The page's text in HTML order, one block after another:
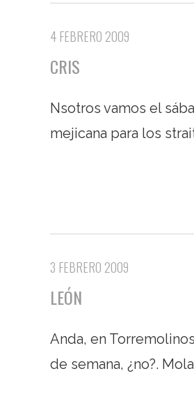
4 FEBRERO 2009
CRIS
Nsotros vamos el
mejicana para los
3 FEBRERO 2009
LEÓN
Anda, en
de semana, ¿no?.